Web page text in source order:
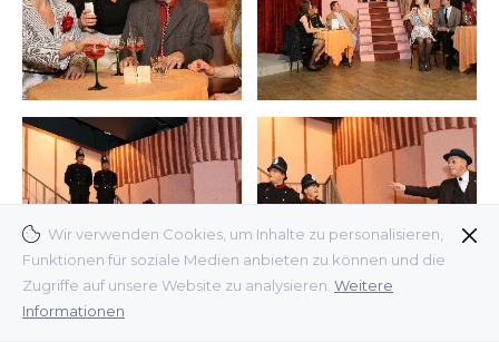
Wir verwenden Cookies, um Inhalte zu personalisieren,
Funktionen für soziale Medien anbieten zu können und die
Zugriffe auf unsere Website zu analysieren. Weitere
Informationen